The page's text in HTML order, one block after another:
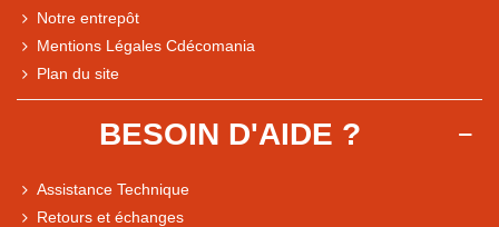
Notre entrepôt
Mentions Légales Cdécomania
Plan du site
BESOIN D'AIDE ?
Assistance Technique
Retours et échanges